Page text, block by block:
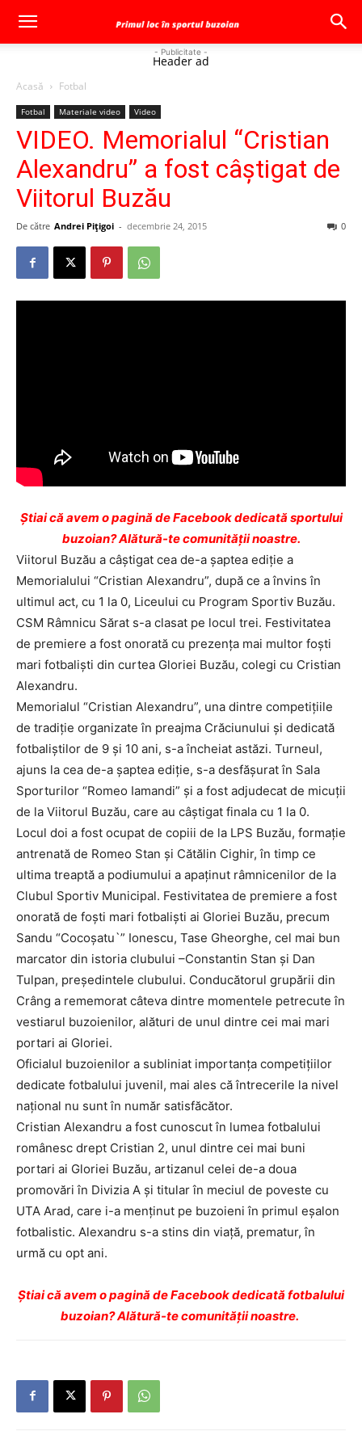
- Publicitate -
Header ad
Acasă Fotbal
Fotbal Materiale video Video
VIDEO. Memorialul “Cristian
Alexandru” a fost câştigat de
Viitorul Buzău
De către Andrei Pițigoi - decembrie 24, 2015 0
Ştiai că avem o pagină de Facebook dedicată sportului
buzoian? Alătură-te comunității noastre.
Viitorul Buzău a câştigat cea de-a şaptea ediţie a
Memorialului “Cristian Alexandru”, după ce a învins în
ultimul act, cu 1 la 0, Liceului cu Program Sportiv Buzău.
CSM Râmnicu Sărat s-a clasat pe locul trei. Festivitatea
de premiere a fost onorată cu prezenţa mai multor foşti
mari fotbalişti din curtea Gloriei Buzău, colegi cu Cristian
Alexandru.
Memorialul “Cristian Alexandru”, una dintre competiţiile
de tradiţie organizate în preajma Crăciunului şi dedicată
fotbaliştilor de 9 şi 10 ani, s-a încheiat astăzi. Turneul,
ajuns la cea de-a şaptea ediţie, s-a desfăşurat în Sala
Sporturilor “Romeo Iamandi” şi a fost adjudecat de micuţii
de la Viitorul Buzău, care au câştigat finala cu 1 la 0.
Locul doi a fost ocupat de copiii de la LPS Buzău, formaţie
antrenată de Romeo Stan şi Cătălin Cighir, în timp ce
ultima treaptă a podiumului a apaţinut râmnicenilor de la
Clubul Sportiv Municipal. Festivitatea de premiere a fost
onorată de foşti mari fotbalişti ai Gloriei Buzău, precum
Sandu “Cocoşatu`” Ionescu, Tase Gheorghe, cel mai bun
marcator din istoria clubului –Constantin Stan şi Dan
Tulpan, preşedintele clubului. Conducătorul grupării din
Crâng a rememorat câteva dintre momentele petrecute în
vestiarul buzoienilor, alături de unul dintre cei mai mari
portari ai Gloriei.
Oficialul buzoienilor a subliniat importanţa competiţiilor
dedicate fotbalului juvenil, mai ales că întrecerile la nivel
naţional nu sunt în număr satisfăcător.
Cristian Alexandru a fost cunoscut în lumea fotbalului
românesc drept Cristian 2, unul dintre cei mai buni
portari ai Gloriei Buzău, artizanul celei de-a doua
promovări în Divizia A şi titular în meciul de poveste cu
UTA Arad, care i-a menţinut pe buzoieni în primul eşalon
fotbalistic. Alexandru s-a stins din viaţă, prematur, în
urmă cu opt ani.
Ştiai că avem o pagină de Facebook dedicată fotbalului
buzoian? Alătură-te comunității noastre.